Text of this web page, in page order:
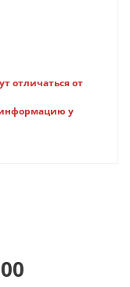
отличаться от
у